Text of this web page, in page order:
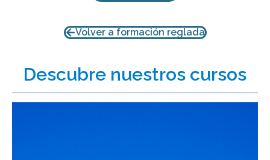
Volver a formación reglada
Descubre nuestros cursos